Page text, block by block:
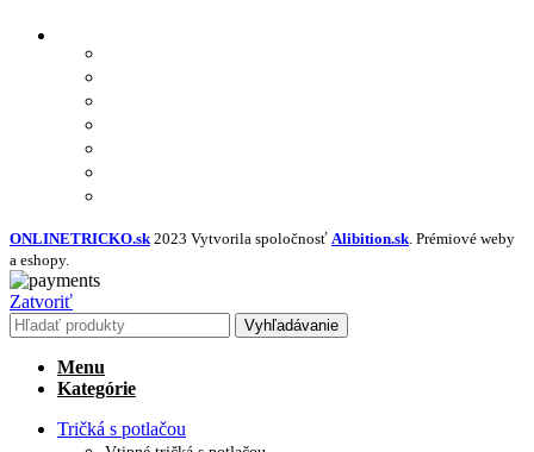
ONLINETRICKO.sk 2023 Vytvorila spoločnosť Alibition.sk . Prémiové weby
a eshopy.
Zatvoriť
Vyhľadávanie
Menu
Kategórie
Tričká s potlačou